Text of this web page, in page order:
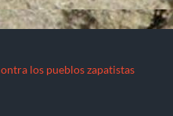
los pueblos zapatistas